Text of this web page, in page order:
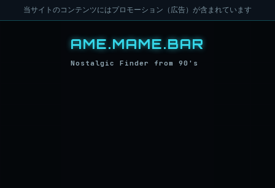
当サイトのコンテンツにはプロモーション（広告）が含まれています